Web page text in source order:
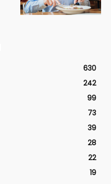
630
242
99
73
39
28
22
19